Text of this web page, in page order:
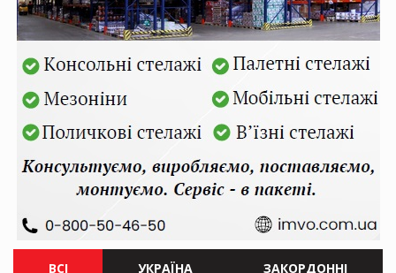
ВСІ УКРАЇНА ЗАКОРДОННІ